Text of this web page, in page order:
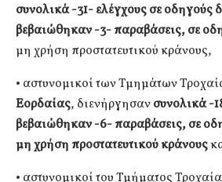
συνολικά -31- ελέγχους σε οδηγούς
βεβαιώθηκαν -3- παραβάσεις, σε
μη χρήση προστατευτικού κράνους,
• αστυνομικοί των Τμημάτων
Εορδαίας, διενήργησανσυνολικά -
βεβαιώθηκαν -6- παραβάσεις, σε
μη χρήση προστατευτικού κράνους
• αστυνομικοί του Τμήματος